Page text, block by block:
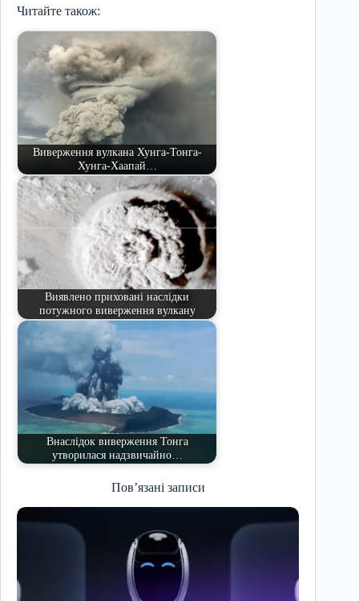
Читайте також:
Виверження вулкана Хунга-Тонга-
Хунга-Хаапай…
Виявлено приховані наслідки
потужного виверження вулкану
Внаслідок виверження Тонга
утворилася надзвичайно…
Пов’язані записи